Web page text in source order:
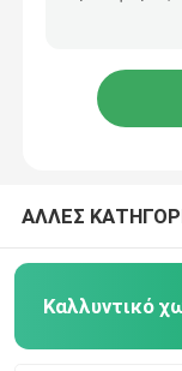
κενό
ΑΛΛΕΣ
Καλλυντικό